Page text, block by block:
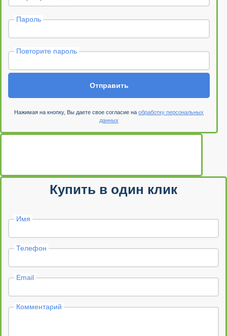
Пароль
Повторите пароль
Отправить
Нажимая на кнопку, Вы даете свое согласие на обработку персональных
данных
Купить в один клик
Имя
Телефон
Email
Комментарий